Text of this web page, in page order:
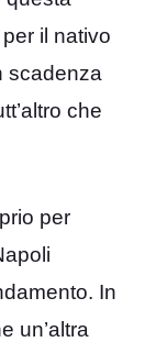
per il nativo
scadenza
che
per
In
un’altra